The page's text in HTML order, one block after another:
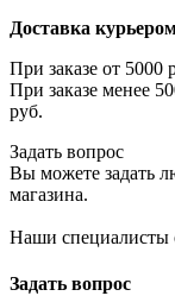
Доставка
При заказе от 5000
При заказе менее
руб.
Задать вопрос
Вы можете задать
магазина.
Наши специалисты
Задать вопрос